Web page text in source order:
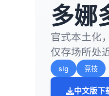
多娜
官式本土化
仅存场所处
slg 竞技
中文版下